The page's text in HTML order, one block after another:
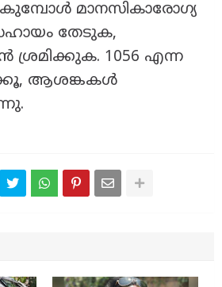
മാനസികാരോഗ്യ
തേടുക,
ശ്രമിക്കുക. 1056 എന്ന
ആശങ്കകള്‍